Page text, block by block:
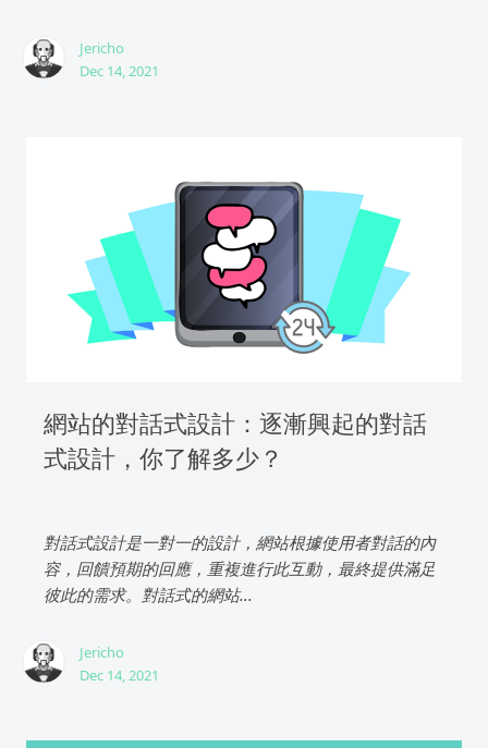
Jericho
Dec 14, 2021
網站的對話式設計：逐漸興起的對話
式設計，你了解多少？
對話式設計是一對一的設計，網站根據使用者對話的內
容，回饋預期的回應，重複進行此互動，最終提供滿足
彼此的需求。對話式的網站...
Jericho
Dec 14, 2021